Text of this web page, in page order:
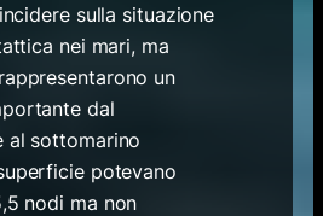
sulla situazione
nei mari, ma
un
dal
al sottomarino
potevano
nodi ma non